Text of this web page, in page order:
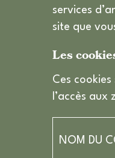
services
site que
Les
Ces
l’accès
NOM DU